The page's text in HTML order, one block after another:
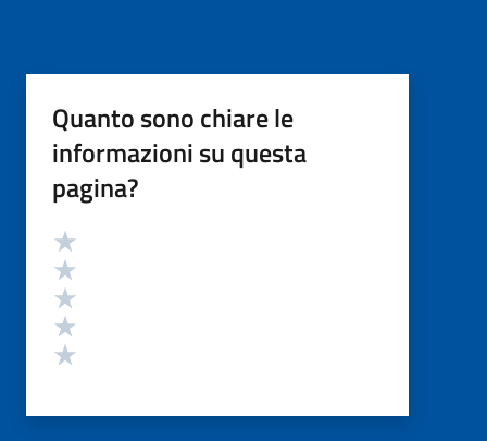
Quanto sono chiare le
informazioni su questa
pagina?
Valutazione